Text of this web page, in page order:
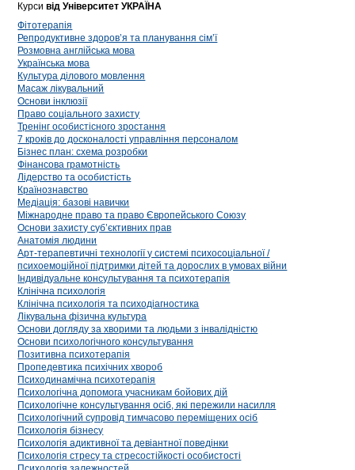
Курсивід Університет УКРАЇНА
Фітотерапія
Репродуктивне здоров’я та планування сім’ї
Розмовна англійська мова
Українська мова
Культура ділового мовлення
Масаж лікувальний
Основи інклюзії
Право соціального захисту
Тренінг особистісного зростання
7 кроків до досконалості управління персоналом
Бізнес план: схема розробки
Фінансова грамотність
Лідерство та особистість
Країнознавство
Медіація: базові навички
Міжнародне право та право Європейського Союзу
Основи захисту суб’єктивних прав
Анатомія людини
Арт-терапевтичні технології у системі психосоціальної /
психоемоційної підтримки дітей та дорослих в умовах війни
Індивідуальне консультування та психотерапія
Клінічна психологія
Клінічна психологія та психодіагностика
Лікувальна фізична культура
Основи догляду за хворими та людьми з інвалідністю
Основи психологічного консультування
Позитивна психотерапія
Пропедевтика психічних хвороб
Психодинамічна психотерапія
Психологічна допомога учасникам бойових дій
Психологічне консультування осіб, які пережили насилля
Психологічний супровід тимчасово переміщених осіб
Психологія бізнесу
Психологія адиктивної та девіантної поведінки
Психологія стресу та стресостійкості особистості